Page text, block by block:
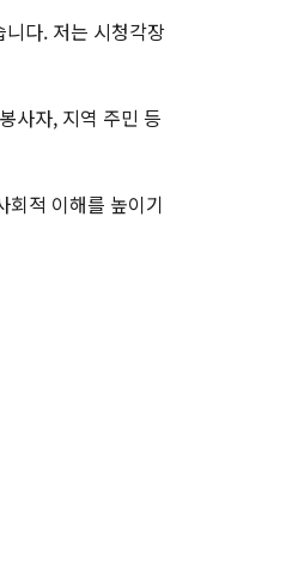
다. 저는 시청각장
사자, 지역 주민 등
회적 이해를 높이기